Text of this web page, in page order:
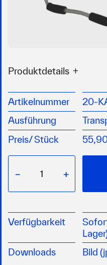
Produktdetails
für alle Kanus,
aus Aluminium
mit großen Gummi-
Artikelnummer
20-
Ausführung
Preis/Stück
− +
Verfügbarkeit
Downloads
Bild